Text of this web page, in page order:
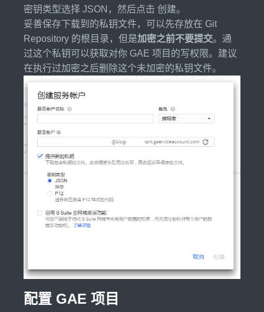
密钥类型选择 JSON，然后点击 创建。
妥善保存下载到的私钥文件，可以先存放在 Git
Repository 的根目录，但是加密之前不要提交。通
过这个私钥可以获取对你 GAE 项目的写权限。建议
在执行过加密之后删除这个未加密的私钥文件。
配置 GAE 项目